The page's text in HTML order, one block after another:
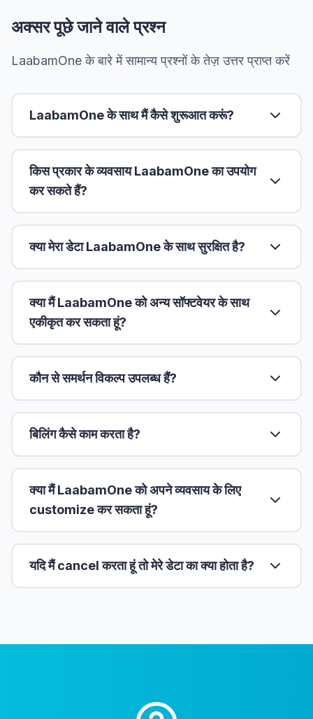
अक्सर पूछे जाने वाले प्रश्न
LaabamOne के बारे में सामान्य प्रश्नों के तेज़ उत्तर प्राप्त करें
LaabamOne के साथ मैं कैसे शुरूआत करूं?
किस प्रकार के व्यवसाय LaabamOne का उपयोग
कर सकते हैं?
क्या मेरा डेटा LaabamOne के साथ सुरक्षित है?
क्या मैं LaabamOne को अन्य सॉफ्टवेयर के साथ
एकीकृत कर सकता हूं?
कौन से समर्थन विकल्प उपलब्ध हैं?
बिलिंग कैसे काम करता है?
क्या मैं LaabamOne को अपने व्यवसाय के लिए
customize कर सकता हूं?
यदि मैं cancel करता हूं तो मेरे डेटा का क्या होता है?